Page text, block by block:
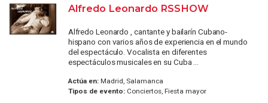
Alfredo Leonardo RSSHOW
Alfredo Leonardo , cantante y bailarín Cubano-
hispano con varios años de experiencia en el mundo
del espectáculo. Vocalista en diferentes
espectáculos musicales en su Cuba ...
Actúa en:Madrid, Salamanca
Tipos de evento:Conciertos, Fiesta mayor